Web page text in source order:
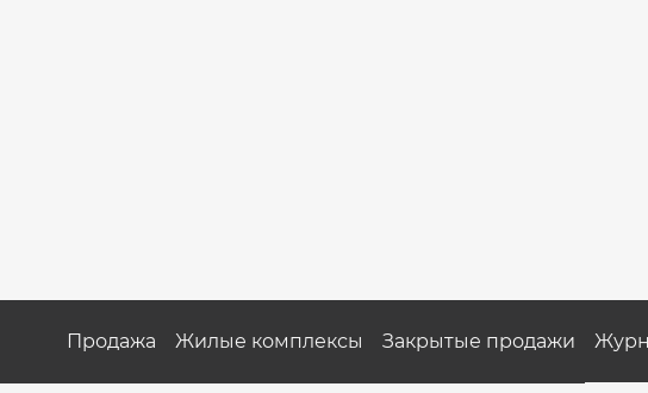
Продажа Жилые комплексы Закрытые продажи